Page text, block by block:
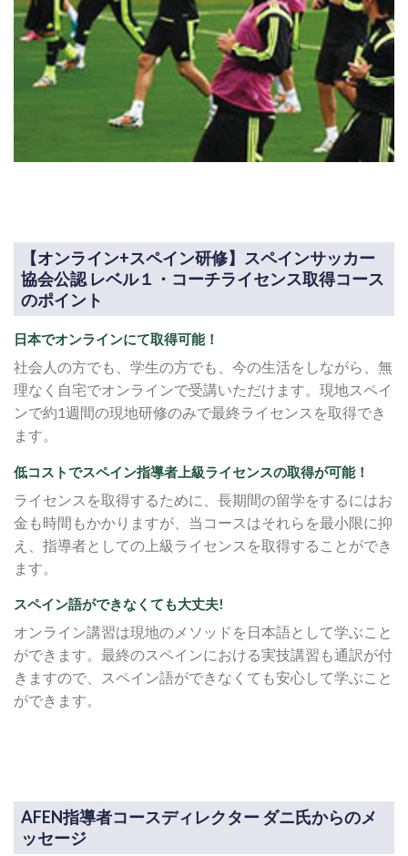
【オンライン+スペイン研修】スペインサッカー
協会公認 レベル１・コーチライセンス取得コース
のポイント
日本でオンラインにて取得可能！
社会人の方でも、学生の方でも、今の生活をしながら、無
理なく自宅でオンラインで受講いただけます。現地スペイ
ンで約1週間の現地研修のみで最終ライセンスを取得でき
ます。
低コストでスペイン指導者上級ライセンスの取得が可能！
ライセンスを取得するために、長期間の留学をするにはお
金も時間もかかりますが、当コースはそれらを最小限に抑
え、指導者としての上級ライセンスを取得することができ
ます。
スペイン語ができなくても大丈夫!
オンライン講習は現地のメソッドを日本語として学ぶこと
ができます。最終のスペインにおける実技講習も通訳が付
きますので、スペイン語ができなくても安心して学ぶこと
ができます。
AFEN指導者コースディレクター ダニ氏からのメ
ッセージ